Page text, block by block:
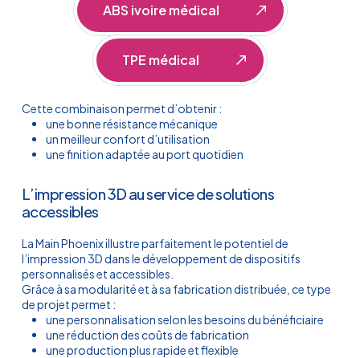
ABS ivoire médical
TPE médical
Cette combinaison permet d’obtenir :
une bonne résistance mécanique
un meilleur confort d’utilisation
une finition adaptée au port quotidien
L’impression 3D au service de solutions
accessibles
La Main Phoenix illustre parfaitement le potentiel de
l’impression 3D dans le développement de dispositifs
personnalisés et accessibles.
Grâce à sa modularité et à sa fabrication distribuée, ce type
de projet permet :
une personnalisation selon les besoins du bénéficiaire
une réduction des coûts de fabrication
une production plus rapide et flexible